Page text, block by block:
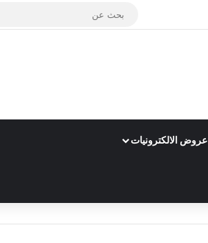
عروض الالكترونيات